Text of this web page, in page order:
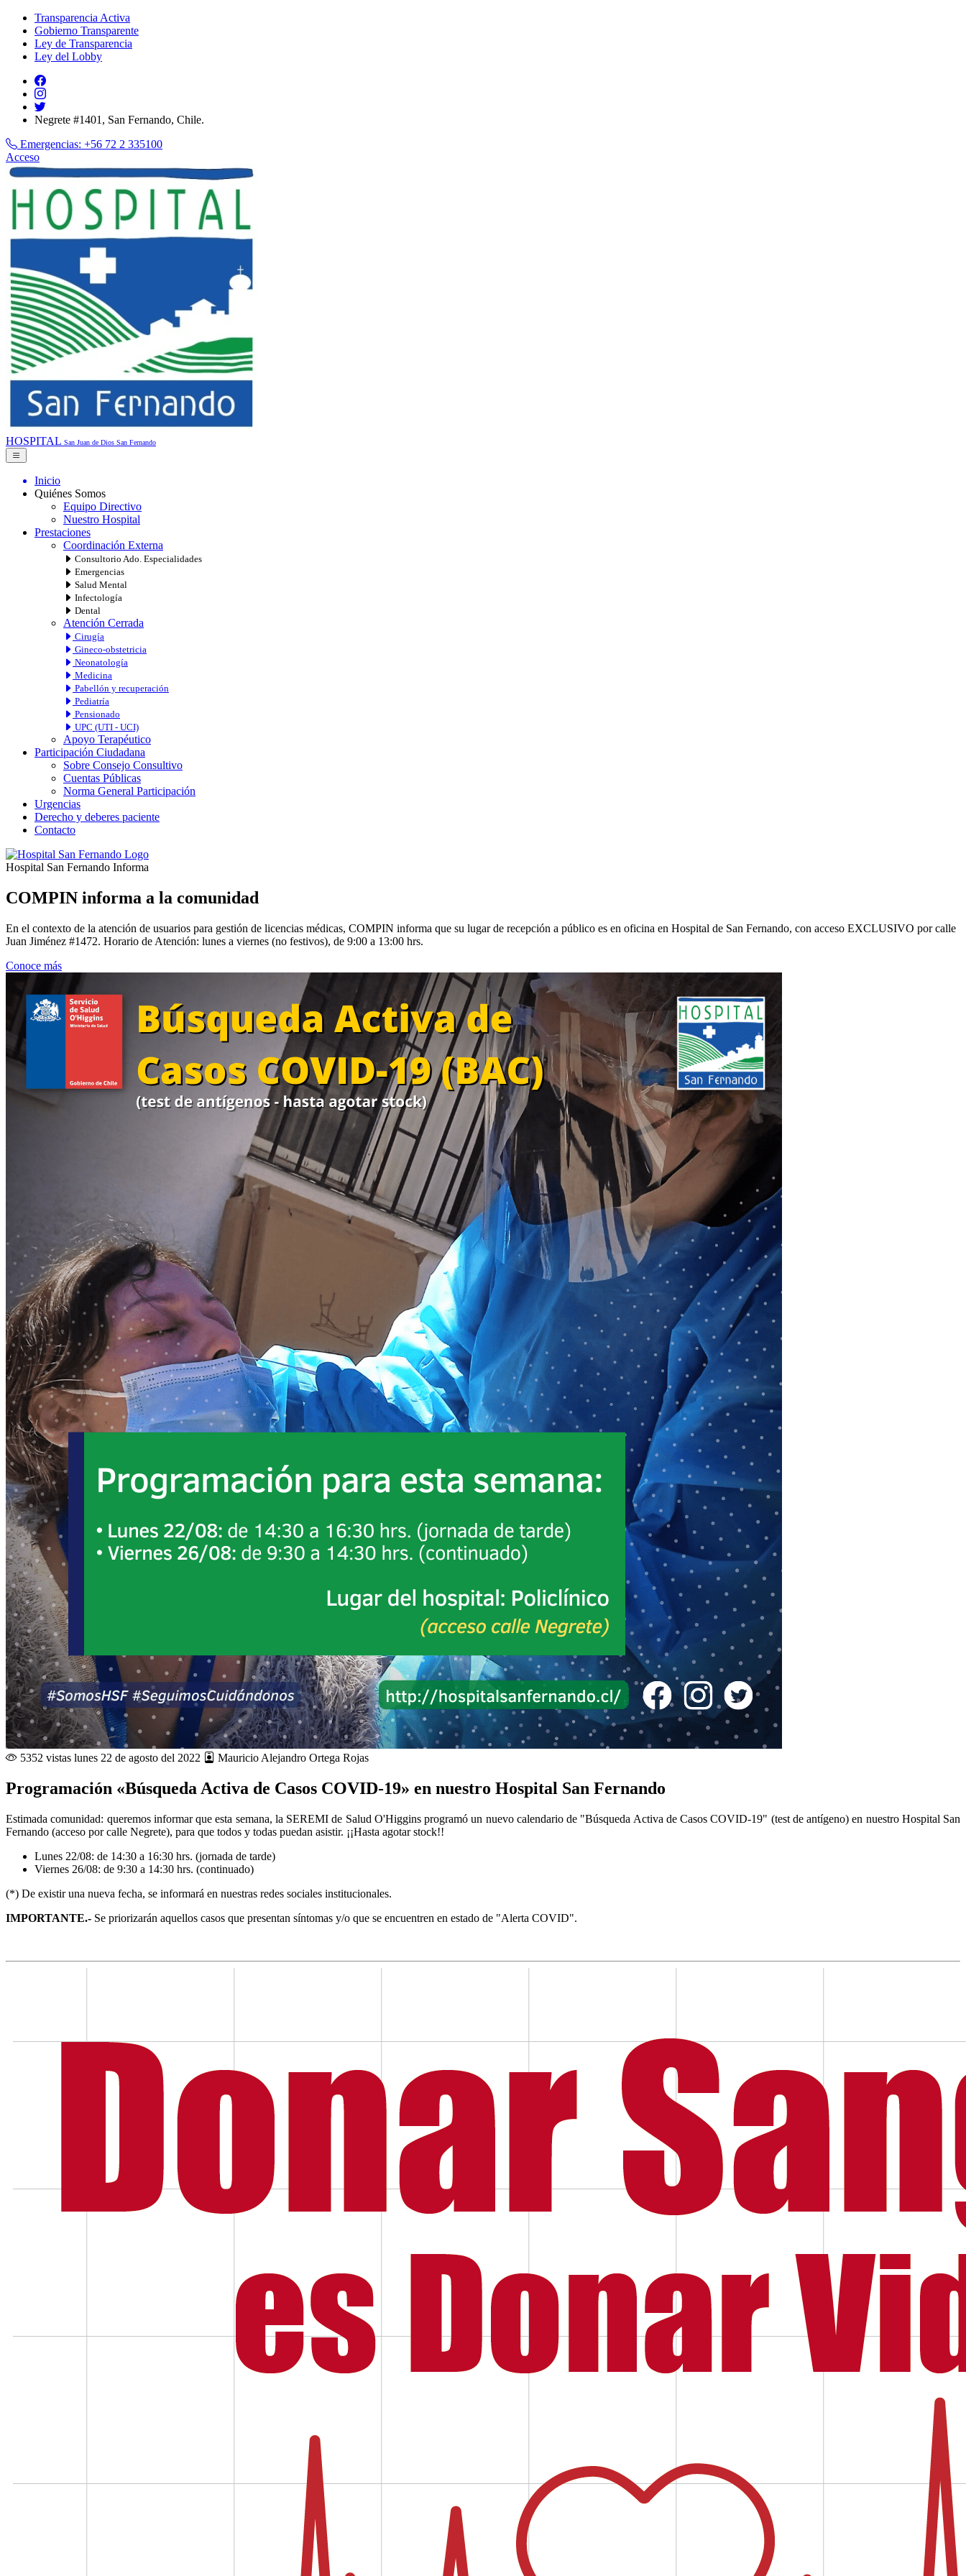
Transparencia Activa
Gobierno Transparente
Ley de Transparencia
Ley del Lobby
Negrete #1401, San Fernando, Chile.
Emergencias: +56 72 2 335100
Acceso
HOSPITAL San Juan de Dios San Fernando
Inicio
Quiénes Somos
Equipo Directivo
Nuestro Hospital
Prestaciones
Coordinación Externa
Consultorio Ado. Especialidades
Emergencias
Salud Mental
Infectología
Dental
Atención Cerrada
Cirugía
Gineco-obstetricia
Neonatología
Medicina
Pabellón y recuperación
Pediatría
Pensionado
UPC (UTI - UCI)
Apoyo Terapéutico
Participación Ciudadana
Sobre Consejo Consultivo
Cuentas Públicas
Norma General Participación
Urgencias
Derecho y deberes paciente
Contacto
Hospital San Fernando Informa
COMPIN informa a la comunidad
En el contexto de la atención de usuarios para gestión de licencias médicas, COMPIN informa que su lugar de recepción a público es en oficina en Hospital de San Fernando, con acceso EXCLUSIVO por calle
Juan Jiménez #1472. Horario de Atención: lunes a viernes (no festivos), de 9:00 a 13:00 hrs.
Conoce más
5352 vistas lunes 22 de agosto del 2022 Mauricio Alejandro Ortega Rojas
Programación «Búsqueda Activa de Casos COVID-19» en nuestro Hospital San Fernando
Estimada comunidad: queremos informar que esta semana, la SEREMI de Salud O'Higgins programó un nuevo calendario de "Búsqueda Activa de Casos COVID-19" (test de antígeno) en nuestro Hospital San
Fernando (acceso por calle Negrete), para que todos y todas puedan asistir. ¡¡Hasta agotar stock!!
Lunes 22/08: de 14:30 a 16:30 hrs. (jornada de tarde)
Viernes 26/08: de 9:30 a 14:30 hrs. (continuado)
(*) De existir una nueva fecha, se informará en nuestras redes sociales institucionales.
IMPORTANTE.- Se priorizarán aquellos casos que presentan síntomas y/o que se encuentren en estado de "Alerta COVID".